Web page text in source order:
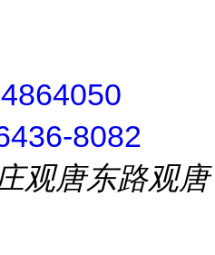
8082
观唐东路观唐